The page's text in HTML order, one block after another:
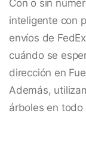
Con o sin
inteligente con
envíos de
cuándo se
dirección en
Además,
árboles en todo